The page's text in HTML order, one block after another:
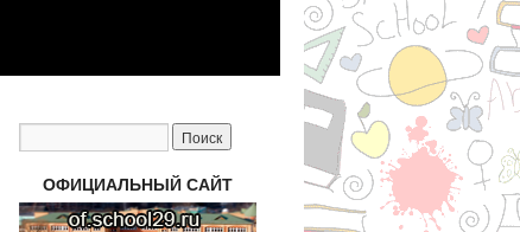
ОФИЦИАЛЬНЫЙ САЙТ